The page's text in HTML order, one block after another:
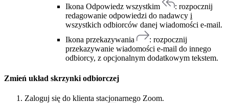
Ikona Odpowiedz wszystkim
: rozpocznij
redagowanie odpowiedzi do nadawcy i
wszystkich odbiorców danej wiadomości e-mail.
Ikona przekazywania
: rozpocznij
przekazywanie wiadomości e-mail do innego
odbiorcy, z opcjonalnym dodatkowym tekstem.
Zmień układ skrzynki odbiorczej
Zaloguj się do klienta stacjonarnego Zoom.